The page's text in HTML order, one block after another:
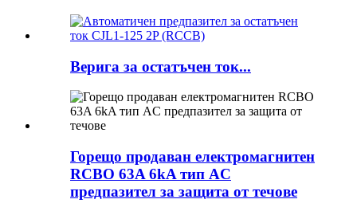
Верига за остатъчен ток...
Горещо продаван електромагнитен
RCBO 63A 6kA тип AC
предпазител за защита от течове